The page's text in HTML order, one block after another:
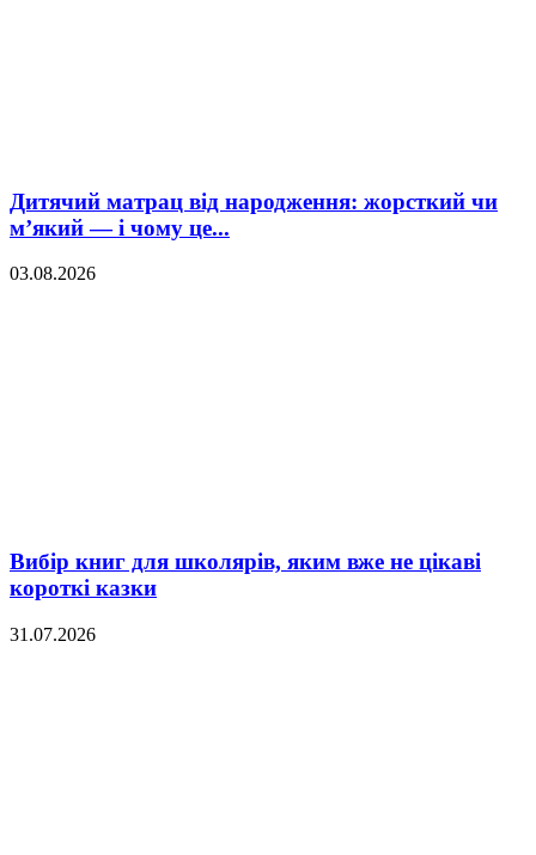
Дитячий матрац від народження: жорсткий чи
м’який — і чому це...
03.08.2026
Вибір книг для школярів, яким вже не цікаві
короткі казки
31.07.2026